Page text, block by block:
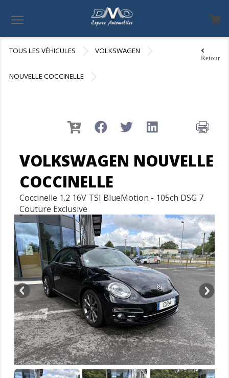
TOUS LES VÉHICULES VOLKSWAGEN
NOUVELLE COCCINELLE
Retour
VOLKSWAGEN NOUVELLE
COCCINELLE
Coccinelle 1.2 16V TSI BlueMotion - 105ch DSG 7
Couture Exclusive